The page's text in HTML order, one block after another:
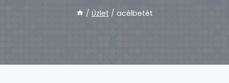
/ Üzlet / acélbetét